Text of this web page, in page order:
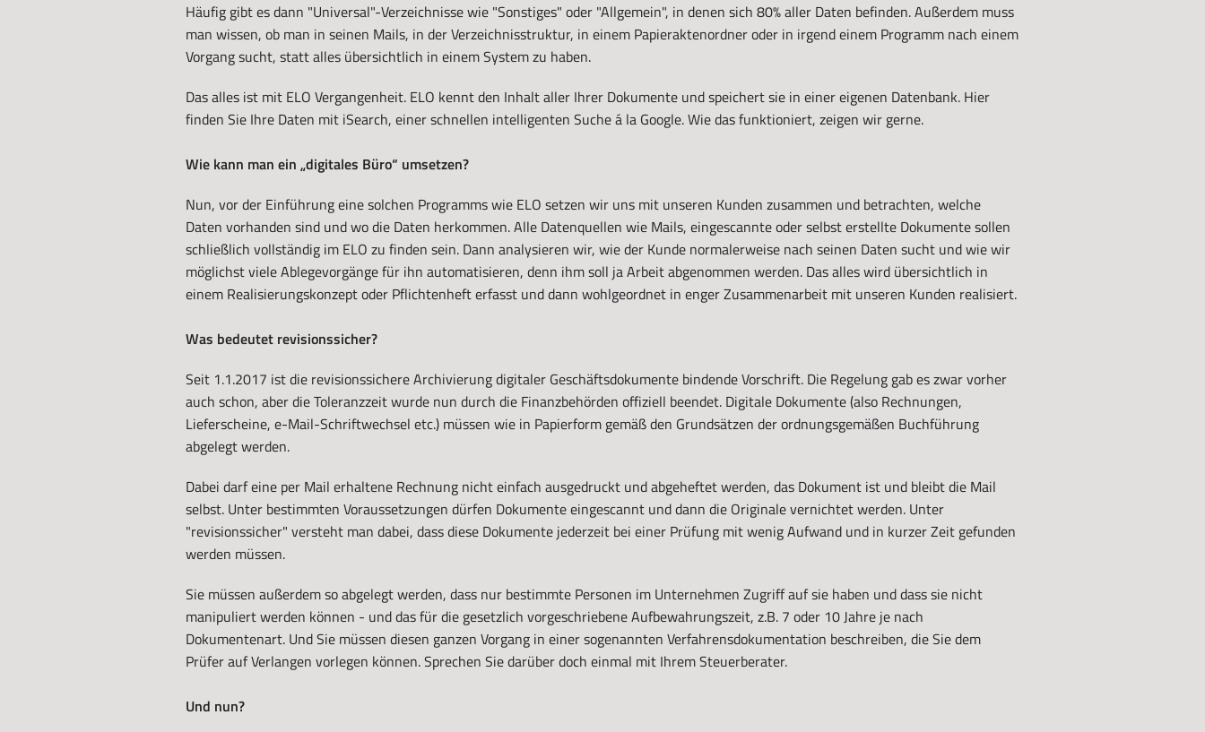
Häufig gibt es dann "Universal"-Verzeichnisse wie "Sonstiges" oder "Allgemein", in denen sich 80% aller Daten befinden. Außerdem muss
man wissen, ob man in seinen Mails, in der Verzeichnisstruktur, in einem Papieraktenordner oder in irgend einem Programm nach einem
Vorgang sucht, statt alles übersichtlich in einem System zu haben.
Das alles ist mit ELO Vergangenheit. ELO kennt den Inhalt aller Ihrer Dokumente und speichert sie in einer eigenen Datenbank. Hier
finden Sie Ihre Daten mit iSearch, einer schnellen intelligenten Suche á la Google. Wie das funktioniert, zeigen wir gerne.
Wie kann man ein „digitales Büro“ umsetzen?
Nun, vor der Einführung eine solchen Programms wie ELO setzen wir uns mit unseren Kunden zusammen und betrachten, welche
Daten vorhanden sind und wo die Daten herkommen. Alle Datenquellen wie Mails, eingescannte oder selbst erstellte Dokumente sollen
schließlich vollständig im ELO zu finden sein. Dann analysieren wir, wie der Kunde normalerweise nach seinen Daten sucht und wie wir
möglichst viele Ablegevorgänge für ihn automatisieren, denn ihm soll ja Arbeit abgenommen werden. Das alles wird übersichtlich in
einem Realisierungskonzept oder Pflichtenheft erfasst und dann wohlgeordnet in enger Zusammenarbeit mit unseren Kunden realisiert.
Was bedeutet revisionssicher?
Seit 1.1.2017 ist die revisionssichere Archivierung digitaler Geschäftsdokumente bindende Vorschrift. Die Regelung gab es zwar vorher
auch schon, aber die Toleranzzeit wurde nun durch die Finanzbehörden offiziell beendet. Digitale Dokumente (also Rechnungen,
Lieferscheine, e-Mail-Schriftwechsel etc.) müssen wie in Papierform gemäß den Grundsätzen der ordnungsgemäßen Buchführung
abgelegt werden.
Dabei darf eine per Mail erhaltene Rechnung nicht einfach ausgedruckt und abgeheftet werden, das Dokument ist und bleibt die Mail
selbst. Unter bestimmten Voraussetzungen dürfen Dokumente eingescannt und dann die Originale vernichtet werden. Unter
"revisionssicher" versteht man dabei, dass diese Dokumente jederzeit bei einer Prüfung mit wenig Aufwand und in kurzer Zeit gefunden
werden müssen.
Sie müssen außerdem so abgelegt werden, dass nur bestimmte Personen im Unternehmen Zugriff auf sie haben und dass sie nicht
manipuliert werden können - und das für die gesetzlich vorgeschriebene Aufbewahrungszeit, z.B. 7 oder 10 Jahre je nach
Dokumentenart. Und Sie müssen diesen ganzen Vorgang in einer sogenannten Verfahrensdokumentation beschreiben, die Sie dem
Prüfer auf Verlangen vorlegen können. Sprechen Sie darüber doch einmal mit Ihrem Steuerberater.
Und nun?